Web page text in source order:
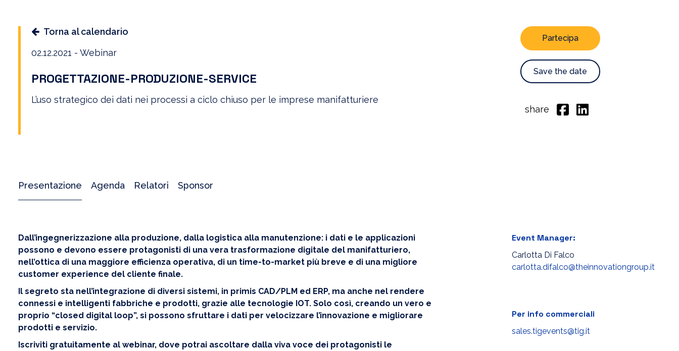
Torna al calendario
02.12.2021 - Webinar
PROGETTAZIONE-PRODUZIONE-SERVICE
L’uso strategico dei dati nei processi a ciclo chiuso per le imprese manifatturiere
Partecipa
Save the date
share
Presentazione Agenda Relatori Sponsor
Dall’ingegnerizzazione alla produzione, dalla logistica alla manutenzione: i dati e le applicazioni
possono e devono essere protagonisti di una vera trasformazione digitale del manifatturiero,
nell’ottica di una maggiore efficienza operativa, di un time-to-market più breve e di una migliore
customer experience del cliente finale.
Il segreto sta nell’integrazione di diversi sistemi, in primis CAD/PLM ed ERP, ma anche nel rendere
connessi e intelligenti fabbriche e prodotti, grazie alle tecnologie IOT. Solo così, creando un vero e
proprio “closed digital loop”, si possono sfruttare i dati per velocizzare l’innovazione e migliorare
prodotti e servizio.
Iscriviti gratuitamente al webinar, dove potrai ascoltare dalla viva voce dei protagonisti le
Event Manager:
Carlotta Di Falco
carlotta.difalco@theinnovationgroup.it
Per info commerciali
sales.tigevents@tig.it